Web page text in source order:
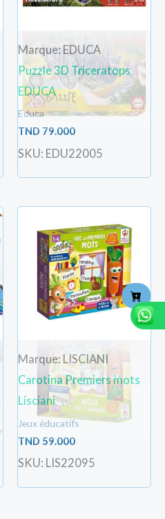
Marque: EDUCA
Puzzle 3D Triceratops
EDUCA
Educa
TND 79.000
SKU: EDU22005
Marque: LISCIANI
Carotina Premiers mots
Lisciani
Jeux éducatifs
TND 59.000
SKU: LIS22095